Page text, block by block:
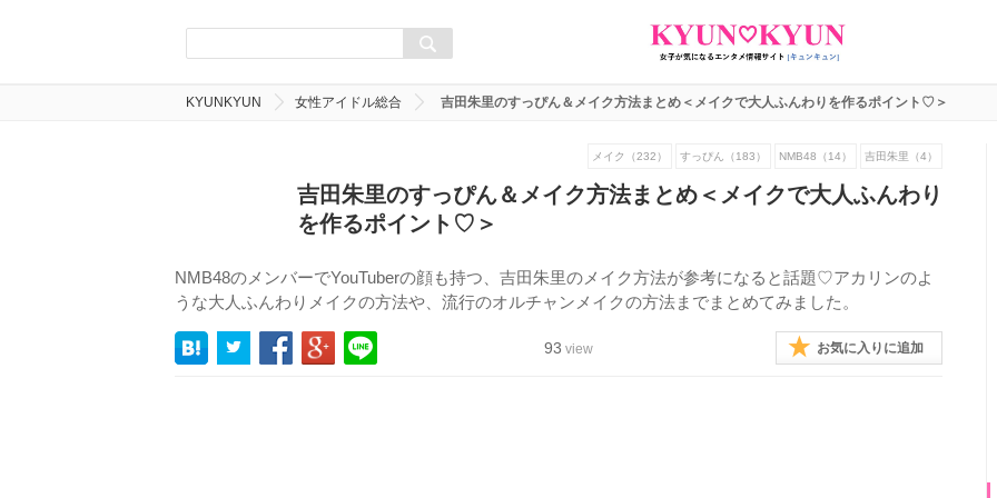
KYUNKYUN 女性アイドル総合 吉田朱里のすっぴん＆メイク方法まとめ＜メイクで大人ふんわりを作るポイント♡＞
メイク（232） すっぴん（183） NMB48（14） 吉田朱里（4）
吉田朱里のすっぴん＆メイク方法まとめ＜メイクで大人ふんわり
を作るポイント♡＞
NMB48のメンバーでYouTuberの顔も持つ、吉田朱里のメイク方法が参考になると話題♡アカリンのよ
うな大人ふんわりメイクの方法や、流行のオルチャンメイクの方法までまとめてみました。
93 view お気に入りに追加